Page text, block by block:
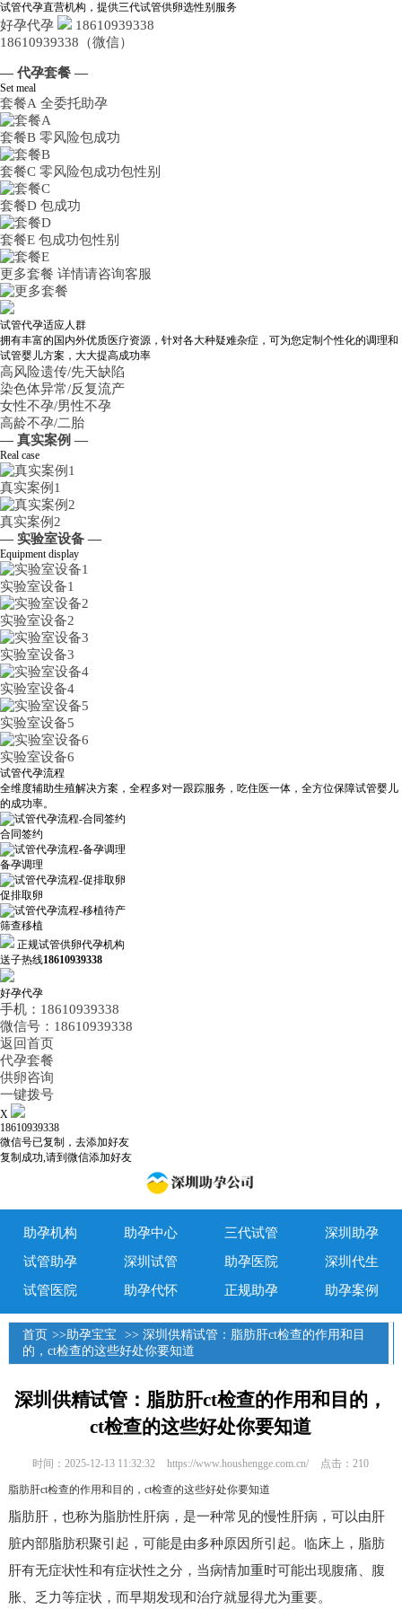
试管代孕直营机构，提供三代试管供卵选性别服务
好孕代孕
18610939338
18610939338（微信）
— 代孕套餐 —
Set meal
套餐A 全委托助孕
套餐B 零风险包成功
套餐C 零风险包成功包性别
套餐D 包成功
套餐E 包成功包性别
更多套餐 详情请咨询客服
试管代孕适应人群
拥有丰富的国内外优质医疗资源，针对各大种疑难杂症，可为您定制个性化的调理和
试管婴儿方案，大大提高成功率
高风险遗传/先天缺陷
染色体异常/反复流产
女性不孕/男性不孕
高龄不孕/二胎
— 真实案例 —
Real case
真实案例1
真实案例2
— 实验室设备 —
Equipment display
实验室设备1
实验室设备2
实验室设备3
实验室设备4
实验室设备5
实验室设备6
试管代孕流程
全维度辅助生殖解决方案，全程多对一跟踪服务，吃住医一体，全方位保障试管婴儿
的成功率。
合同签约
备孕调理
促排取卵
筛查移植
正规试管供卵代孕机构
送子热线18610939338
好孕代孕
手机：18610939338
微信号：18610939338
返回首页
代孕套餐
供卵咨询
一键拨号
X
18610939338
微信号已复制，去添加好友
复制成功,请到微信添加好友
助孕机构 助孕中心 三代试管
深圳助孕
试管助孕
深圳试管 助孕医院
深圳代生
试管医院
助孕代怀 正规助孕 助孕案例
首页 >> 助孕宝宝
>> 深圳供精试管：脂肪肝ct检查的作用和目
的，ct检查的这些好处你要知道
深圳供精试管：脂肪肝ct检查的作用和目的，
ct检查的这些好处你要知道
时间：2025-12-13 11:32:32 https://www.houshengge.com.cn/ 点击：210
脂肪肝ct检查的作用和目的，ct检查的这些好处你要知道
脂肪肝，也称为脂肪性肝病，是一种常见的慢性肝病，可以由肝
脏内部脂肪积聚引起，可能是由多种原因所引起。临床上，脂肪
肝有无症状性和有症状性之分，当病情加重时可能出现腹痛、腹
胀、乏力等症状，而早期发现和治疗就显得尤为重要。